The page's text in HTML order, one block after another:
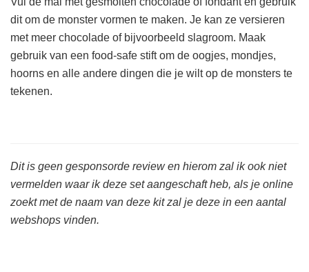
dit om de monster vormen te maken. Je kan ze versieren
met meer chocolade of bijvoorbeeld slagroom. Maak
gebruik van een food-safe stift om de oogjes, mondjes,
hoorns en alle andere dingen die je wilt op de monsters te
tekenen.
Dit is geen gesponsorde review en hierom zal ik ook niet
vermelden waar ik deze set aangeschaft heb, als je online
zoekt met de naam van deze kit zal je deze in een aantal
webshops vinden.